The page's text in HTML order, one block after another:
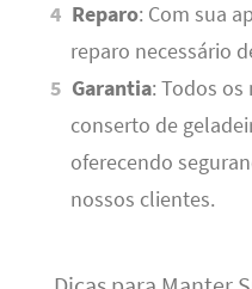
Reparo: Com sua
reparo necessário
Garantia: Todos os
conserto de
oferecendo
nossos clientes.